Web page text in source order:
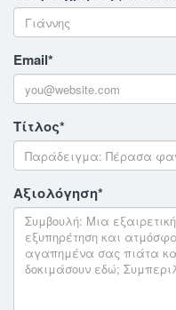
Email*
Τίτλος*
Αξιολόγηση*